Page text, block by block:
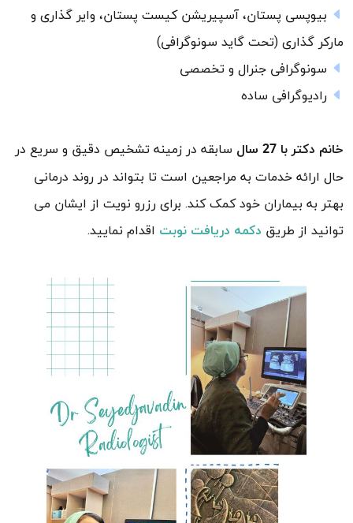
بیوپسی پستان، آسپیریشن کیست پستان، وایر گذاری و
مارکر گذاری (تحت گاید سونوگرافی)
سونوگرافی جنرال و تخصصی
رادیوگرافی ساده
خانم دکتر با 27 سال
سابقه در زمینه تشخیص دقیق و سریع در
حال ارائه خدمات به مراجعین است تا بتواند در روند درمانی
بهتر به بیماران خود کمک کند. برای رزرو نویت از ایشان می
توانید از طریق دکمه دریافت نوبت اقدام نمایید.